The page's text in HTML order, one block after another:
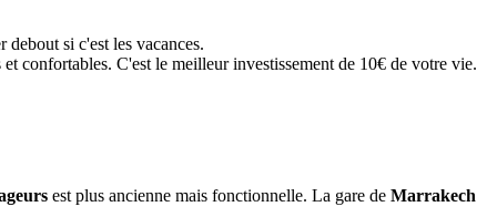
debout si c'est les vacances.
confortables. C'est le meilleur investissement de 10€ de votre vie.
est plus ancienne mais fonctionnelle. La gare de Marrakech